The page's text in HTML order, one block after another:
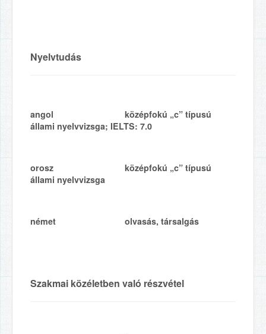
Nyelvtudás
angol középfokú „c” típusú
állami nyelvvizsga; IELTS: 7.0
orosz középfokú „c” típusú
állami nyelvvizsga
német olvasás, társalgás
Szakmai közéletben való részvétel